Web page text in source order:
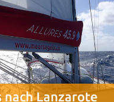
nach Lanzarote